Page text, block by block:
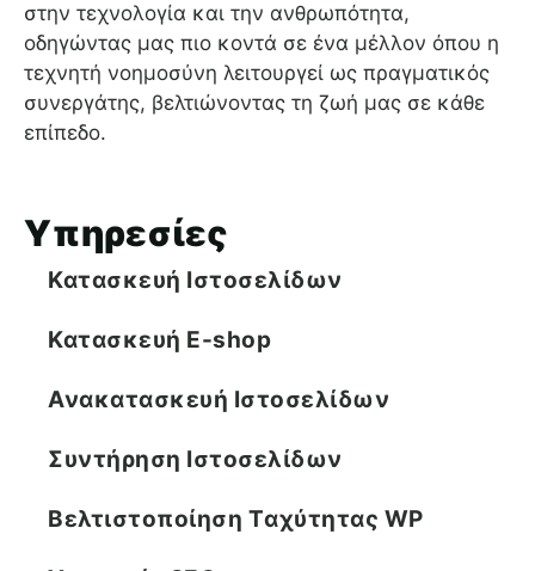
στην τεχνολογία και την ανθρωπότητα,
οδηγώντας μας πιο κοντά σε ένα μέλλον όπου η
τεχνητή νοημοσύνη λειτουργεί ως πραγματικός
συνεργάτης, βελτιώνοντας τη ζωή μας σε κάθε
επίπεδο.
Υπηρεσίες
Κατασκευή Ιστοσελίδων
Κατασκευή E-shop
Ανακατασκευή Ιστοσελίδων
Συντήρηση Ιστοσελίδων
Βελτιστοποίηση Tαχύτητας WP